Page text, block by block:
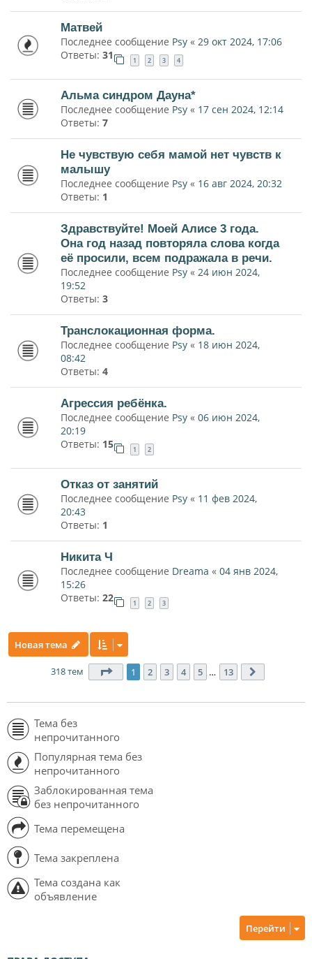
Матвей
Последнее сообщение Psy « 29 окт 2024, 17:06
Ответы: 31 1 2 3 4
Альма синдром Дауна*
Последнее сообщение Psy « 17 сен 2024, 12:14
Ответы: 7
Не чувствую себя мамой нет чувств к
малышу
Последнее сообщение Psy « 16 авг 2024, 20:32
Ответы: 1
Здравствуйте! Моей Алисе 3 года.
Она год назад повторяла слова когда
её просили, всем подражала в речи.
Последнее сообщение Psy « 24 июн 2024,
19:52
Ответы: 3
Транслокационная форма.
Последнее сообщение Psy « 18 июн 2024,
08:42
Ответы: 4
Агрессия ребёнка.
Последнее сообщение Psy « 06 июн 2024,
20:19
Ответы: 15 1 2
Отказ от занятий
Последнее сообщение Psy « 11 фев 2024,
20:43
Ответы: 1
Никита Ч
Последнее сообщение Dreama « 04 янв 2024,
15:26
Ответы: 22 1 2 3
Новая тема
318 тем Страница 1из 13
1 2 3 4 5 … 13
Тема без
непрочитанного
Популярная тема без
непрочитанного
Заблокированная тема
без непрочитанного
Тема перемещена
Тема закреплена
Тема создана как
объявление
Перейти